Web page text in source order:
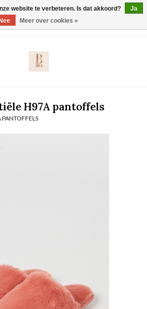
H97A pantoffels
PANTOFFELS
website te verbeteren. Is dat akkoord?
Ja
Nee
Meer over cookies »
werkt met EU maten. .